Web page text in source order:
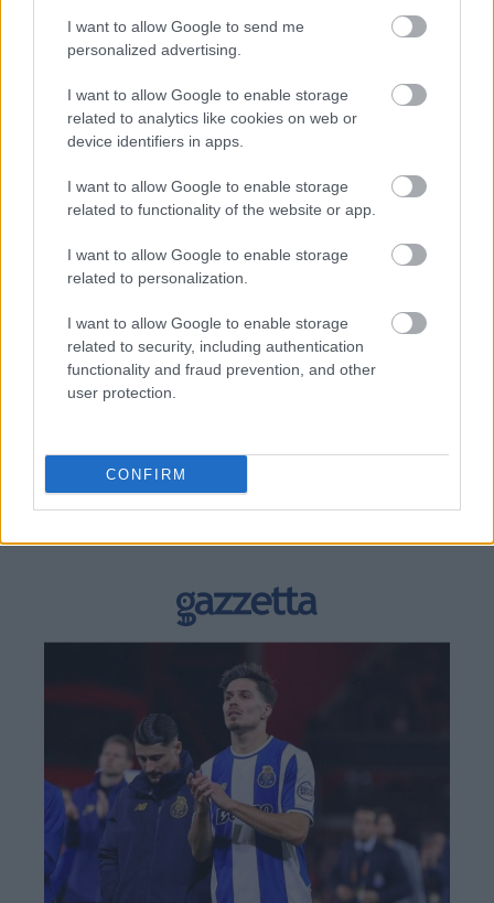
I want to allow Google to send me
personalized advertising.
I want to allow Google to enable storage
related to analytics like cookies on web or
device identifiers in apps.
I want to allow Google to enable storage
related to functionality of the website or app.
I want to allow Google to enable storage
related to personalization.
I want to allow Google to enable storage
related to security, including authentication
functionality and fraud prevention, and other
user protection.
CONFIRM
Διαβάζονται αυτή τη στιγμή
συμβόλαια του 2025 για το πιστοποιητικό
ΕΝΦΙΑ
Μαξίμου για τη βιομηχανία
Πώς μπορείτε να βγείτε νωρίτερα στη σύνταξη
- Οι 3 κινήσεις που πρέπει να γίνουν εγκαίρως
TAGS: ΣΕΒ
BEST OFINTERNET